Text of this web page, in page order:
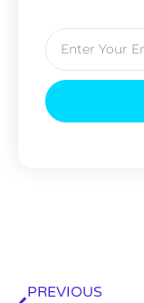
PREVIOUS